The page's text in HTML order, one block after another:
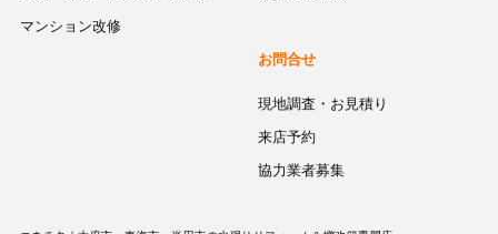
マンション改修
お問合せ
現地調査・お見積り
来店予約
協力業者募集